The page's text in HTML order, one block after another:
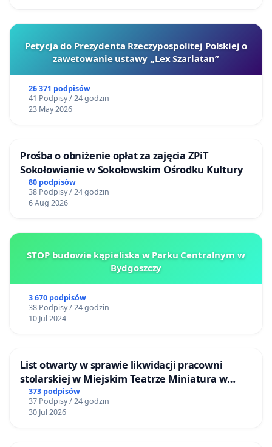
Petycja do Prezydenta Rzeczypospolitej Polskiej o
zawetowanie ustawy „Lex Szarlatan”
26 371 podpisów
41 Podpisy / 24 godzin
23 May 2026
Prośba o obniżenie opłat za zajęcia ZPiT
Sokołowianie w Sokołowskim Ośrodku Kultury
80 podpisów
38 Podpisy / 24 godzin
6 Aug 2026
STOP budowie kąpieliska w Parku Centralnym w
Bydgoszczy
3 670 podpisów
38 Podpisy / 24 godzin
10 Jul 2024
List otwarty w sprawie likwidacji pracowni
stolarskiej w Miejskim Teatrze Miniatura w
Gdańsku
373 podpisów
37 Podpisy / 24 godzin
30 Jul 2026